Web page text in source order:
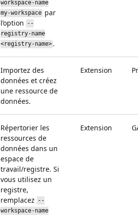
workspace-name
my-workspace par
l’option
--
registry-name
<registry-name> .
Importez des
données et créez
une ressource de
données.
Extension
Répertorier les
ressources de
données dans un
espace de
travail/registre. Si
vous utilisez un
registre,
remplacez
--
workspace-name
Extension